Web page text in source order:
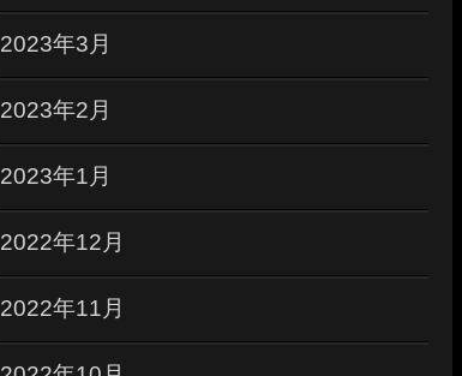
2023年3月
2023年2月
2023年1月
2022年12月
2022年11月